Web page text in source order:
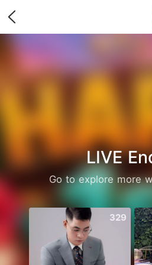
LIVE
Go to explore more
329